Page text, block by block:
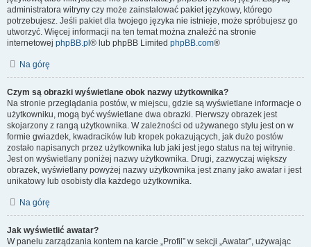
administratora witryny czy może zainstalować pakiet językowy, którego
potrzebujesz. Jeśli pakiet dla twojego języka nie istnieje, może spróbujesz go
utworzyć. Więcej informacji na ten temat można znaleźć na stronie
internetowej phpBB.pl ® lub phpBB Limited phpBB.com®
Na górę
Czym są obrazki wyświetlane obok nazwy użytkownika?
Na stronie przeglądania postów, w miejscu, gdzie są wyświetlane informacje o
użytkowniku, mogą być wyświetlane dwa obrazki. Pierwszy obrazek jest
skojarzony z rangą użytkownika. W zależności od używanego stylu jest on w
formie gwiazdek, kwadracików lub kropek pokazujących, jak dużo postów
zostało napisanych przez użytkownika lub jaki jest jego status na tej witrynie.
Jest on wyświetlany poniżej nazwy użytkownika. Drugi, zazwyczaj większy
obrazek, wyświetlany powyżej nazwy użytkownika jest znany jako awatar i jest
unikatowy lub osobisty dla każdego użytkownika.
Na górę
Jak wyświetlić awatar?
W panelu zarządzania kontem na karcie „Profil” w sekcji „Awatar”, używając